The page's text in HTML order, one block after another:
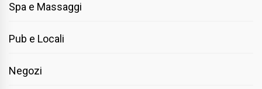
Spa e Massaggi
Pub e Locali
Negozi